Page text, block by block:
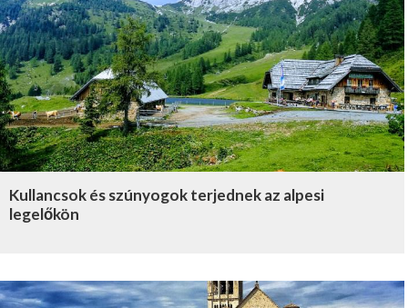
Kullancsok és szúnyogok terjednek az alpesi
legelőkön